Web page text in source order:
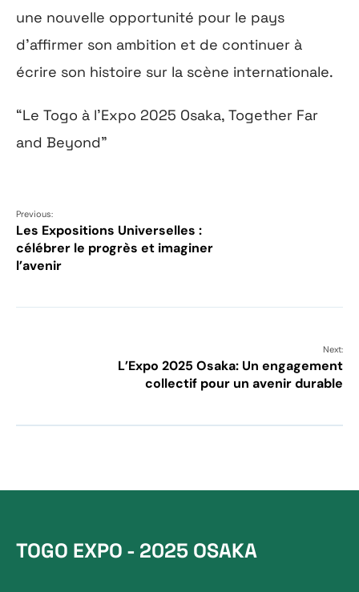
une nouvelle opportunité pour le pays
d’affirmer son ambition et de continuer à
écrire son histoire sur la scène internationale.
“Le Togo à l’Expo 2025 Osaka, Together Far
and Beyond”
Previous:
Les Expositions Universelles :
célébrer le progrès et imaginer
l’avenir
Next:
L’Expo 2025 Osaka: Un engagement
collectif pour un avenir durable
TOGO EXPO - 2025 OSAKA